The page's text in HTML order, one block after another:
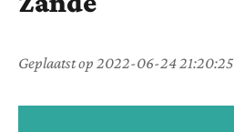
Geplaatst op 2022-06-24 21:20:25